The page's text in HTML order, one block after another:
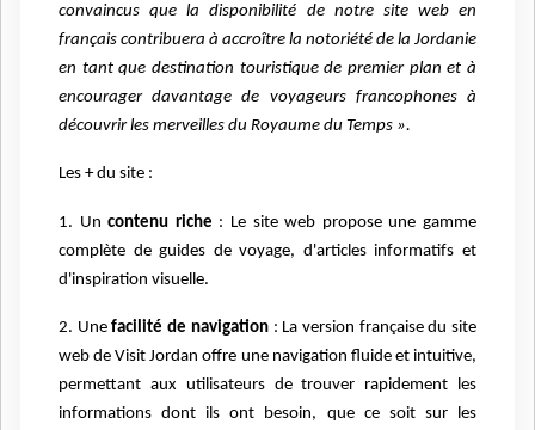
convaincus que la disponibilité de notre site web en
français contribuera à accroître la notoriété de la Jordanie
en tant que destination touristique de premier plan et à
encourager davantage de voyageurs francophones à
découvrir les merveilles du Royaume du Temps ».
Les + du site :
1. Un contenu riche : Le site web propose une gamme
complète de guides de voyage, d'articles informatifs et
d'inspiration visuelle.
2. Unefacilité de navigation: La version française du site
web de Visit Jordan offre une navigation fluide et intuitive,
permettant aux utilisateurs de trouver rapidement les
informations dont ils ont besoin, que ce soit sur les